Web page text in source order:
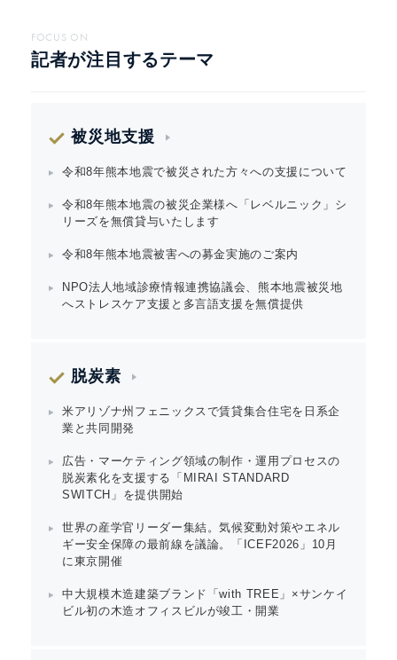
FOCUS ON
記者が注目するテーマ
被災地支援
令和8年熊本地震で被災された方々への支援について
令和8年熊本地震の被災企業様へ「レベルニック」シ
リーズを無償貸与いたします
令和8年熊本地震被害への募金実施のご案内
NPO法人地域診療情報連携協議会、熊本地震被災地
へストレスケア支援と多言語支援を無償提供
脱炭素
米アリゾナ州フェニックスで賃貸集合住宅を日系企
業と共同開発
広告・マーケティング領域の制作・運用プロセスの
脱炭素化を支援する「MIRAI STANDARD
SWITCH」を提供開始
世界の産学官リーダー集結。気候変動対策やエネル
ギー安全保障の最前線を議論。「ICEF2026」10月
に東京開催
中大規模木造建築ブランド「with TREE」×サンケイ
ビル初の木造オフィスビルが竣工・開業